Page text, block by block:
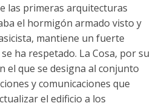
las primeras arquitecturas
el hormigón armado visto y
mantiene un fuerte
ha respetado. La Cosa, por su
el que se designa al conjunto
y comunicaciones que
el edificio a los